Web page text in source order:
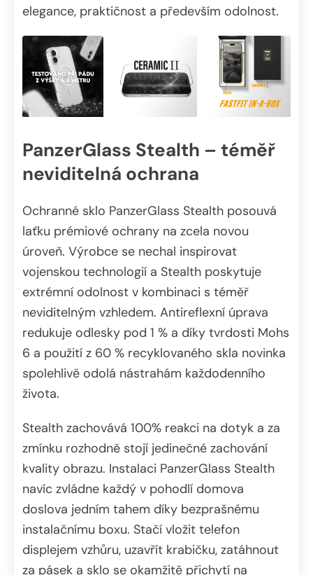
elegance, praktičnost a především odolnost.
PanzerGlass Stealth – téměř
neviditelná ochrana
Ochranné sklo PanzerGlass Stealth posouvá
laťku prémiové ochrany na zcela novou
úroveň. Výrobce se nechal inspirovat
vojenskou technologií a Stealth poskytuje
extrémní odolnost v kombinaci s téměř
neviditelným vzhledem. Antireflexní úprava
redukuje odlesky pod 1 % a díky tvrdosti Mohs
6 a použití z 60 % recyklovaného skla novinka
spolehlivě odolá nástrahám každodenního
života.
Stealth zachovává 100% reakci na dotyk a za
zmínku rozhodně stojí jedinečné zachování
kvality obrazu. Instalaci PanzerGlass Stealth
navíc zvládne každý v pohodlí domova
doslova jedním tahem díky bezprašnému
instalačnímu boxu. Stačí vložit telefon
displejem vzhůru, uzavřít krabičku, zatáhnout
za pásek a sklo se okamžitě přichytí na